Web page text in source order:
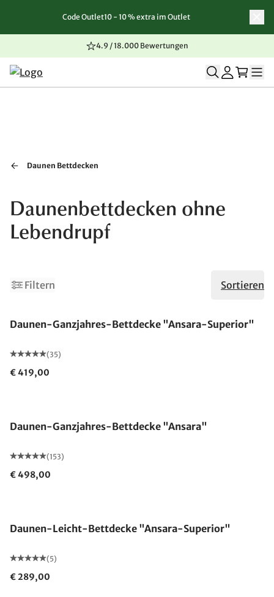
Zum Inhalt springen
Zur Navigation springen
Zum Seitenende springen
Code Outlet10 - 10 % extra im Outlet
4.9 / 18.000 Bewertungen
Daunen Bettdecken
Daunenbettdecken ohne
Lebendrupf
Filtern Sortieren
Daunen-Ganzjahres-Bettdecke "Ansara-Superior"
(35)
€ 419,00
Daunen-Ganzjahres-Bettdecke "Ansara"
(153)
€ 498,00
Daunen-Leicht-Bettdecke "Ansara-Superior"
(5)
€ 289,00